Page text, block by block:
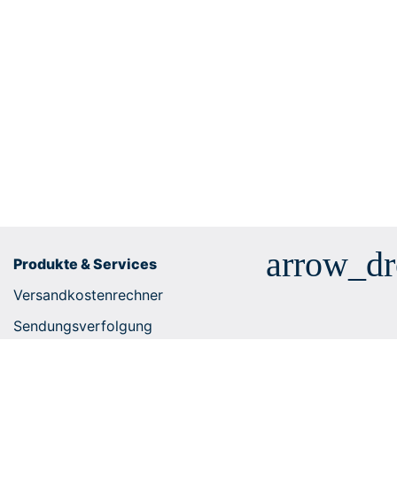
Produkte & Services
Versandkostenrechner
Sendungsverfolgung